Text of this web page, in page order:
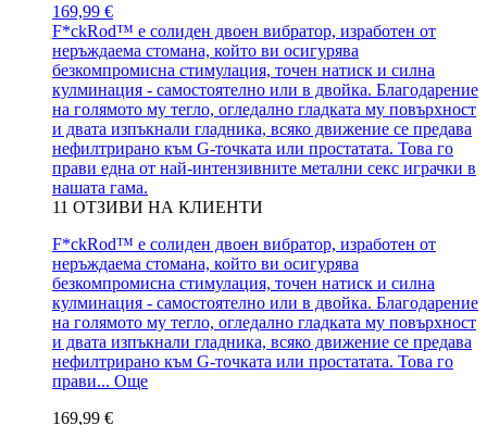
169,99 €
F*ckRod™ е солиден двоен вибратор, изработен от
неръждаема стомана, който ви осигурява
безкомпромисна стимулация, точен натиск и силна
кулминация - самостоятелно или в двойка. Благодарение
на голямото му тегло, огледално гладката му повърхност
и двата изпъкнали гладника, всяко движение се предава
нефилтрирано към G-точката или простатата. Това го
прави една от най-интензивните метални секс играчки в
нашата гама.
11 ОТЗИВИ НА КЛИЕНТИ
F*ckRod™ е солиден двоен вибратор, изработен от
неръждаема стомана, който ви осигурява
безкомпромисна стимулация, точен натиск и силна
кулминация - самостоятелно или в двойка. Благодарение
на голямото му тегло, огледално гладката му повърхност
и двата изпъкнали гладника, всяко движение се предава
нефилтрирано към G-точката или простатата. Това го
прави... Още
169,99 €